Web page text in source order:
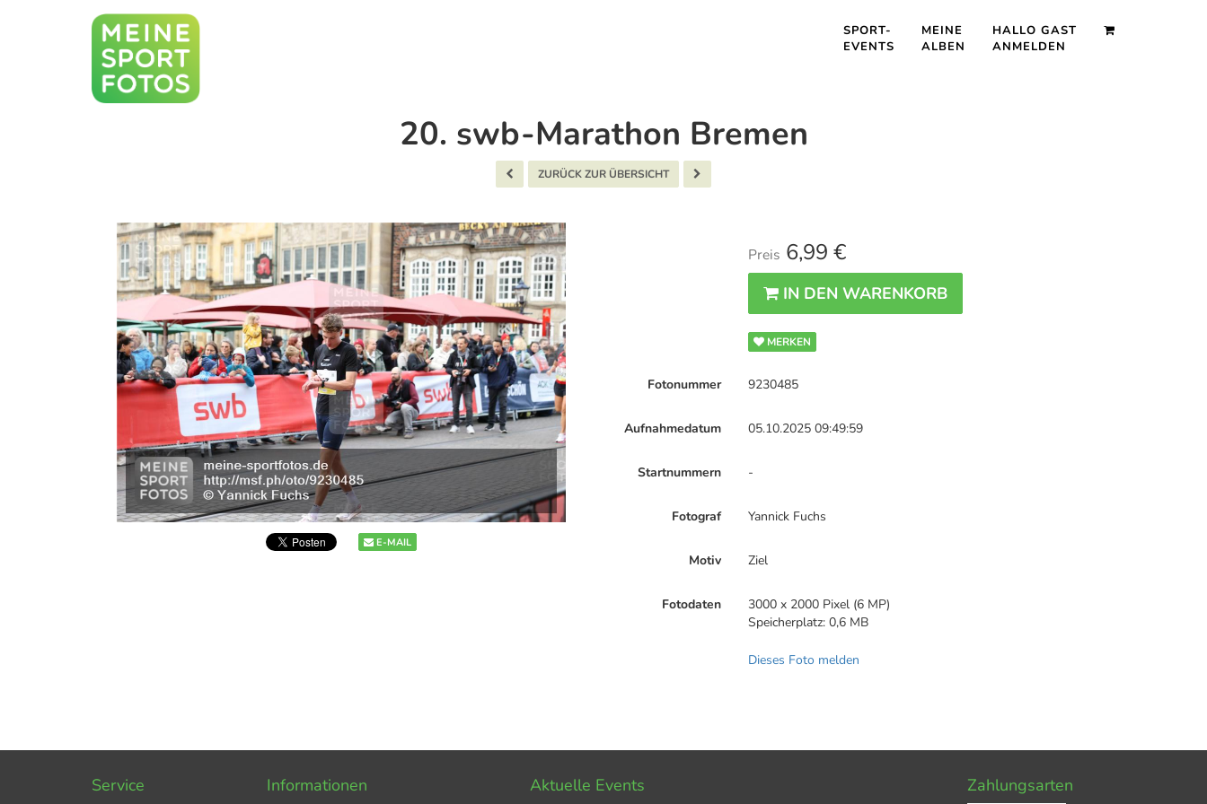
SPORT-
EVENTS
MEINE
ALBEN
HALLO GAST
ANMELDEN
20. swb-Marathon Bremen
ZURÜCK ZUR ÜBERSICHT
E-MAIL
Preis 6,99 €
IN DEN WARENKORB
MERKEN
Fotonummer 9230485
Aufnahmedatum 05.10.2025 09:49:59
Startnummern -
Fotograf Yannick Fuchs
Motiv Ziel
Fotodaten
3000 x 2000 Pixel (6 MP)
Speicherplatz: 0,6 MB
Dieses Foto melden
Service Informationen Aktuelle Events Zahlungsarten